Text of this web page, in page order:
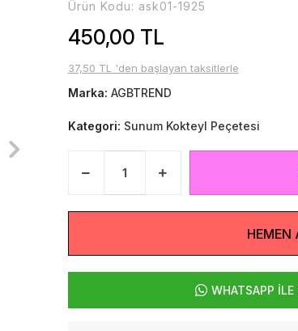
Ürün Kodu: ask01-1925
450,00 TL
37,50 TL 'den başlayan taksitlerle
Marka: AGBTREND
Kategori: Sunum Kokteyl Peçetesi
HEMEN
WHATSAPP İLE